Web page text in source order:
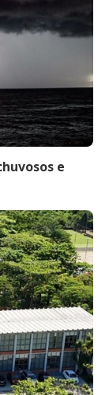
e